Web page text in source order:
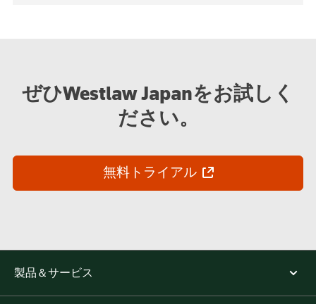
ぜひWestlaw Japanをお試しく
ださい。
無料トライアル
製品＆サービス